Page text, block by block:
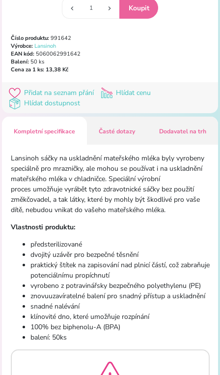
Číslo produktu:991642
Výrobce: Lansinoh
EAN kód:5060062991642
Balení:50 ks
Cena za 1 ks: 13,38 Kč
Přidat na seznam přání
Hlídat cenu
Hlídat dostupnost
Kompletní specifikace Časté dotazy Dodavatel na trh
Lansinoh sáčky na uskladnění mateřského mléka byly vyrobeny
speciálně pro mrazničky, ale mohou se používat i na uskladnění
mateřského mléka v chladničce. Speciální výrobní
proces umožňuje vyrábět tyto zdravotnické sáčky bez použití
změkčovadel, a tak látky, které by mohly být škodlivé pro vaše
dítě, nebudou vnikat do vašeho mateřského mléka.
Vlastnosti produktu:
předsterilizované
dvojitý uzávěr pro bezpečné těsnění
praktický štítek na zapisování nad plnicí částí, což zabraňuje
potenciálnímu propíchnutí
vyrobeno z potravinářsky bezpečného polyethylenu (PE)
znovuuzavíratelné balení pro snadný přístup a uskladnění
snadné nalévání
klínovité dno, které umožňuje rozpínání
100% bez biphenolu-A (BPA)
balení: 50ks